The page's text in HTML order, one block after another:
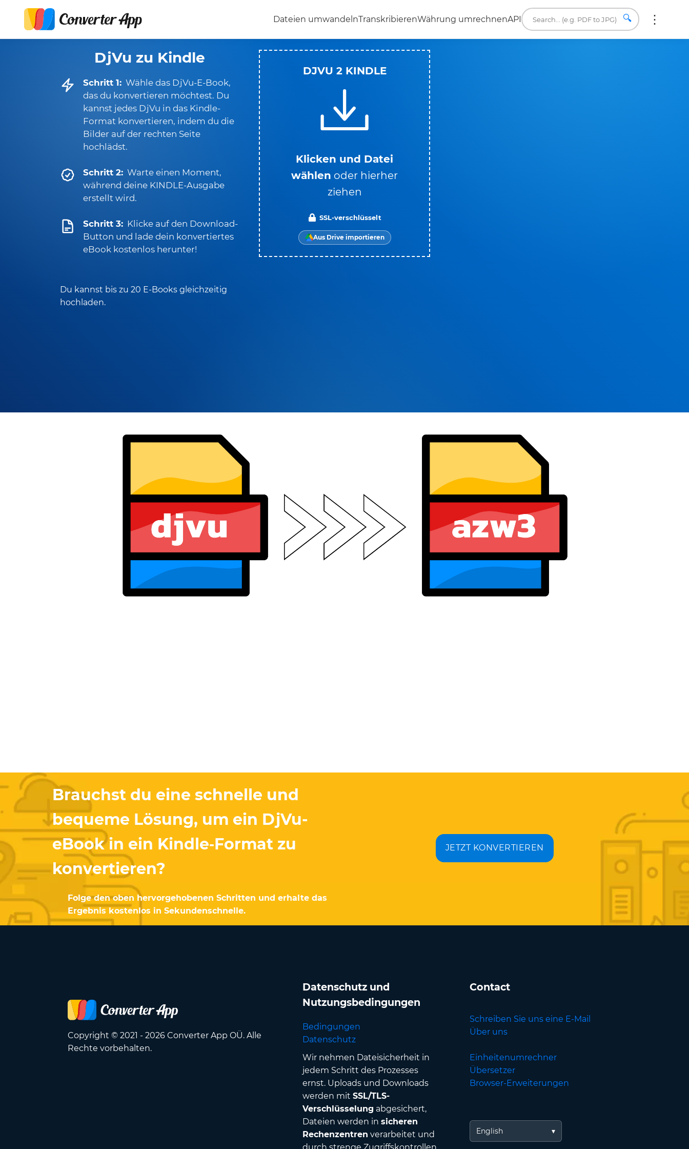
Dateien umwandelnTranskribierenWährung umrechnenAPI 🔍
DjVu zu Kindle
Schritt 1: Wähle das DjVu-E-Book,
das du konvertieren möchtest. Du
kannst jedes DjVu in das Kindle-
Format konvertieren, indem du die
Bilder auf der rechten Seite
hochlädst.
Schritt 2: Warte einen Moment,
während deine KINDLE-Ausgabe
erstellt wird.
Schritt 3: Klicke auf den Download-
Button und lade dein konvertiertes
eBook kostenlos herunter!
Du kannst bis zu 20 E-Books gleichzeitig
hochladen.
DJVU 2 KINDLE
Klicken und Datei
wählen oder hierher
ziehen
SSL-verschlüsselt
Aus Drive importieren
Brauchst du eine schnelle und
bequeme Lösung, um ein DjVu-
eBook in ein Kindle‑Format zu
konvertieren?
Folge den oben hervorgehobenen Schritten und erhalte das
Ergebnis kostenlos in Sekundenschnelle.
JETZT KONVERTIEREN
Copyright © 2021 - 2026 Converter App OÜ. Alle
Rechte vorbehalten.
Datenschutz und
Nutzungsbedingungen
Bedingungen
Datenschutz
Wir nehmen Dateisicherheit in
jedem Schritt des Prozesses
ernst. Uploads und Downloads
werden mit SSL/TLS-
Verschlüsselung abgesichert,
Dateien werden in sicheren
Rechenzentren verarbeitet und
durch strenge Zugriffskontrollen
Contact
Schreiben Sie uns eine E-Mail
Über uns
Einheitenumrechner
Übersetzer
Browser-Erweiterungen
English